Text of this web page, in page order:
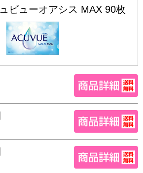
ビューオアシス MAX 90枚